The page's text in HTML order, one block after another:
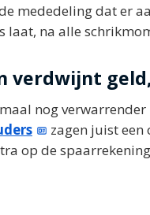
mededeling dat er
laat, na alle
verdwijnt
nog
zagen juist een
op de